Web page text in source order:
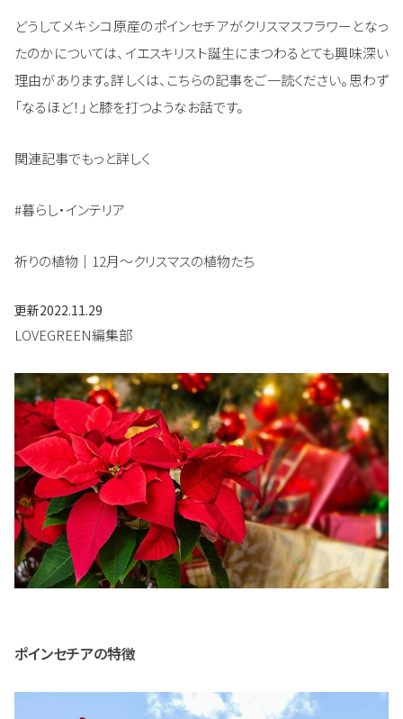
どうしてメキシコ原産のポインセチアがクリスマスフラワーとなっ
たのかについては、イエスキリスト誕生にまつわるとても興味深い
理由があります。詳しくは、こちらの記事をご一読ください。思わず
「なるほど！」と膝を打つようなお話です。
関連記事でもっと詳しく
#暮らし・インテリア
祈りの植物｜12月～クリスマスの植物たち
更新2022.11.29
LOVEGREEN編集部
ポインセチアの特徴